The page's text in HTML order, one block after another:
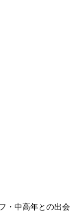
・中高年との出会